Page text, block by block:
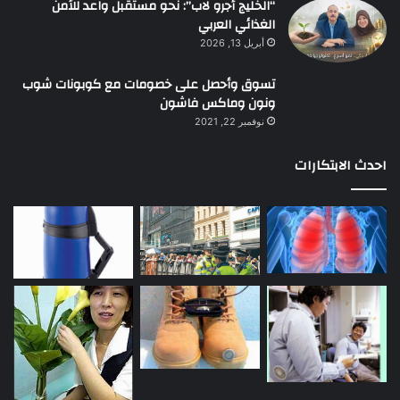
“الخليج أجرو لاب”: نحو مستقبل واعد للأمن
الغذائي العربي
أبريل 13, 2026
تسوق وأحصل على خصومات مع كوبونات شوب
ونون وماكس فاشون
نوفمبر 22, 2021
احدث الابتكارات